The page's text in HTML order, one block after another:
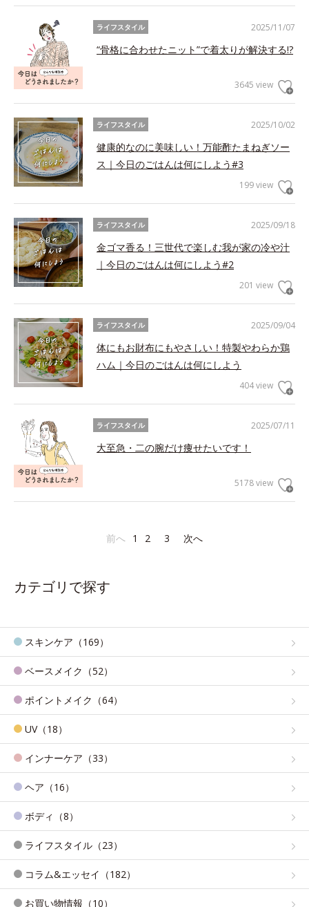
2025/11/07
ライフスタイル
“骨格に合わせたニット”で着太りが解決する!?
3645 view
2025/10/02
ライフスタイル
健康的なのに美味しい！万能酢たまねぎソー
ス｜今日のごはんは何にしよう#3
199 view
2025/09/18
ライフスタイル
金ゴマ香る！三世代で楽しむ我が家の冷や汁
｜今日のごはんは何にしよう#2
201 view
2025/09/04
ライフスタイル
体にもお財布にもやさしい！特製やわらか鶏
ハム｜今日のごはんは何にしよう
404 view
2025/07/11
ライフスタイル
大至急・二の腕だけ痩せたいです！
5178 view
前へ 1 2 3 次へ
カテゴリで探す
スキンケア（169）
ベースメイク（52）
ポイントメイク（64）
UV（18）
インナーケア（33）
ヘア（16）
ボディ（8）
ライフスタイル（23）
コラム&エッセイ（182）
お買い物情報（10）